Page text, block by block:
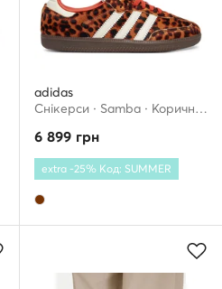
adidas
Снікерcи · Samba · Коричневий
6 899 грн
extra -25% Код: SUMMER